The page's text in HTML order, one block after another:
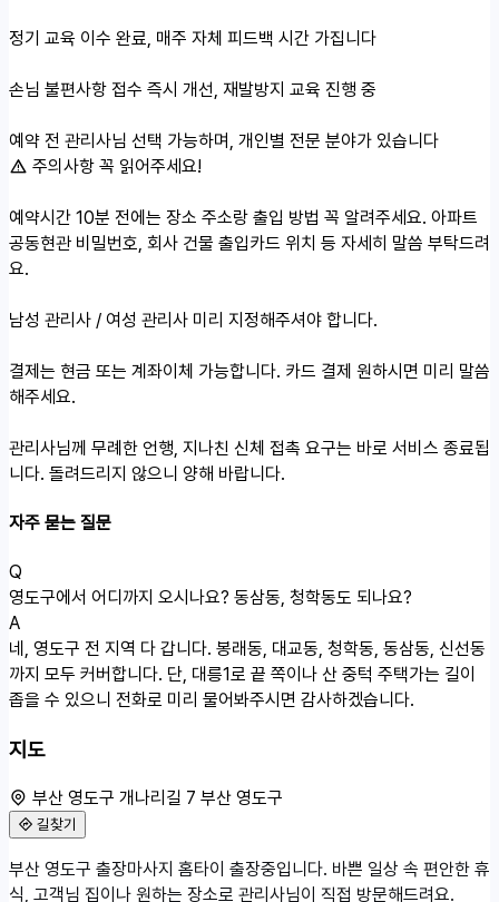
정기 교육 이수 완료, 매주 자체 피드백 시간 가집니다
손님 불편사항 접수 즉시 개선, 재발방지 교육 진행 중
예약 전 관리사님 선택 가능하며, 개인별 전문 분야가 있습니다
주의사항꼭 읽어주세요!
예약시간 10분 전에는 장소 주소랑 출입 방법 꼭 알려주세요. 아파트
공동현관 비밀번호, 회사 건물 출입카드 위치 등 자세히 말씀 부탁드려
요.
남성 관리사 / 여성 관리사 미리 지정해주셔야 합니다.
결제는 현금 또는 계좌이체 가능합니다. 카드 결제 원하시면 미리 말씀
해주세요.
관리사님께 무례한 언행, 지나친 신체 접촉 요구는 바로 서비스 종료됩
니다. 돌려드리지 않으니 양해 바랍니다.
자주 묻는 질문
Q
영도구에서 어디까지 오시나요? 동삼동, 청학동도 되나요?
A
네, 영도구 전 지역 다 갑니다. 봉래동, 대교동, 청학동, 동삼동, 신선동
까지 모두 커버합니다. 단, 대릉1로 끝 쪽이나 산 중턱 주택가는 길이
좁을 수 있으니 전화로 미리 물어봐주시면 감사하겠습니다.
지도
부산 영도구 개나리길 7 부산 영도구
길찾기
부산 영도구 개나리길 7
부산 영도구 출장마사지 홈타이 출장중입니다. 바쁜 일상 속 편안한 휴
식, 고객님 집이나 원하는 장소로 관리사님이 직접 방문해드려요.